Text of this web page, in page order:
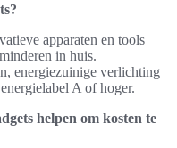
apparaten en tools
in huis.
energiezuinige verlichting
A of hoger.
helpen om kosten te